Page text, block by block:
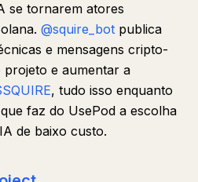
se tornarem atores
@squire_bot publica
e mensagens cripto-
projeto e aumentar a
, tudo isso enquanto
faz do UsePod a escolha
de baixo custo.